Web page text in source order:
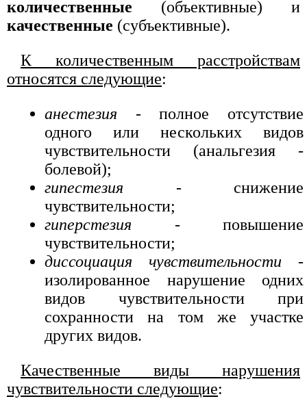
количественные (объективные) и
качественные (субъективные).
К количественным расстройствам
относятся следующие:
анестезия - полное отсутствие
одного или нескольких видов
чувствительности (анальгезия -
болевой);
гипестезия - снижение
чувствительности;
гиперстезия - повышение
чувствительности;
диссоциация чувствительности -
изолированное нарушение одних
видов чувствительности при
сохранности на том же участке
других видов.
Качественные виды нарушения
чувствительности следующие: